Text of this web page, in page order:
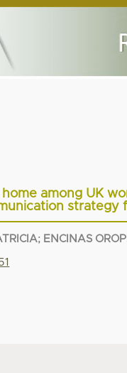
among UK
strategy
; ENCINAS